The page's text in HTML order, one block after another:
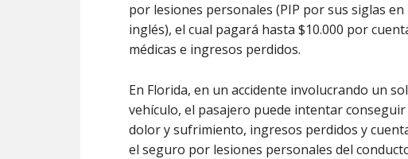
por lesiones personales (PIP por sus siglas en
inglés), el cual pagará hasta $10.000 por
médicas e ingresos perdidos.
En Florida, en un accidente involucrando un
vehículo, el pasajero puede intentar
dolor y sufrimiento, ingresos perdidos y
el seguro por lesiones personales del